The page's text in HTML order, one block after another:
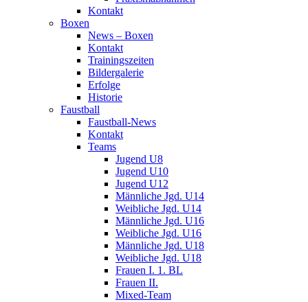
Kontakt
Boxen
News – Boxen
Kontakt
Trainingszeiten
Bildergalerie
Erfolge
Historie
Faustball
Faustball-News
Kontakt
Teams
Jugend U8
Jugend U10
Jugend U12
Männliche Jgd. U14
Weibliche Jgd. U14
Männliche Jgd. U16
Weibliche Jgd. U16
Männliche Jgd. U18
Weibliche Jgd. U18
Frauen I. 1. BL
Frauen II.
Mixed-Team